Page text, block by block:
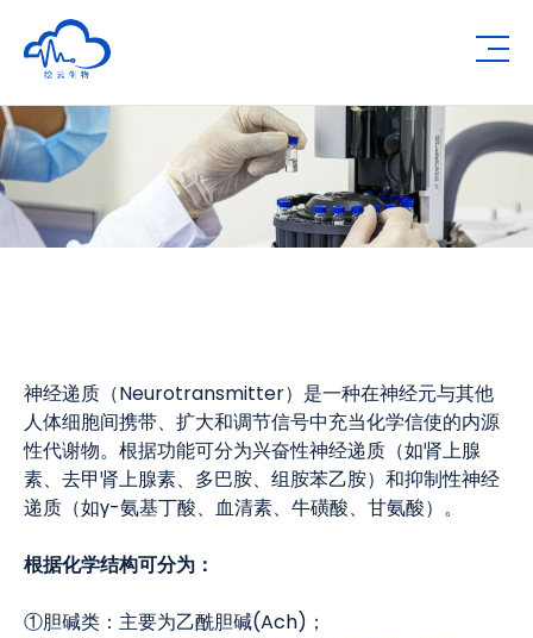
Human Metabolomics Institute
神经递质（Neurotransmitter）是一种在神经元与其他
人体细胞间携带、扩大和调节信号中充当化学信使的内源
性代谢物。根据功能可分为兴奋性神经递质（如肾上腺
素、去甲肾上腺素、多巴胺、组胺苯乙胺）和抑制性神经
递质（如γ-氨基丁酸、血清素、牛磺酸、甘氨酸）。
根据化学结构可分为：
①胆碱类：主要为乙酰胆碱(Ach)；